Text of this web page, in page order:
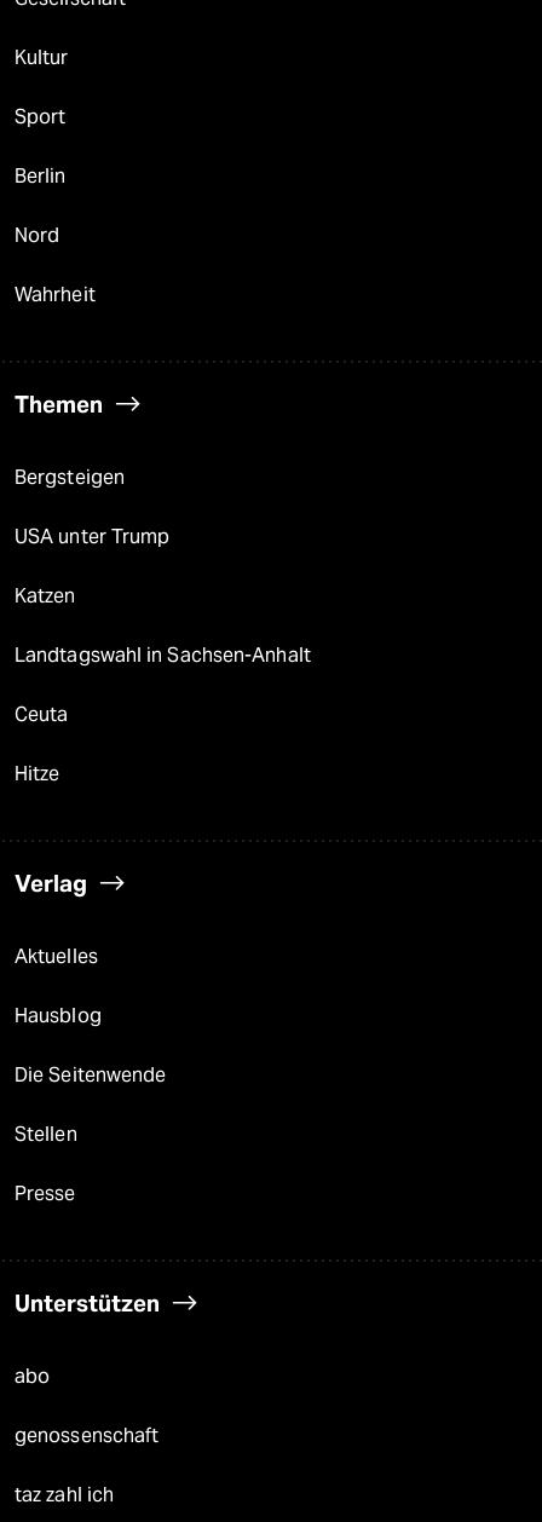
Kultur
Sport
Berlin
Nord
Wahrheit
Themen
Bergsteigen
USA unter Trump
Katzen
Landtagswahl in Sachsen-Anhalt
Ceuta
Hitze
Verlag
Aktuelles
Hausblog
Die Seitenwende
Stellen
Presse
Unterstützen
abo
genossenschaft
taz zahl ich